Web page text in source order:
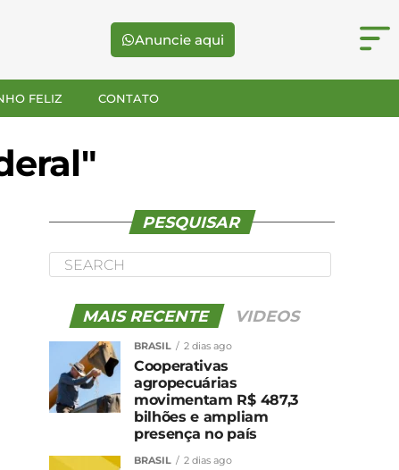
Anuncie aqui
FELIZ CONTATO
PESQUISAR
MAIS RECENTE VIDEOS
BRASIL 2 dias ago
Cooperativas
agropecuárias
movimentam R$ 487,3
bilhões e ampliam
presença no país
BRASIL 2 dias ago